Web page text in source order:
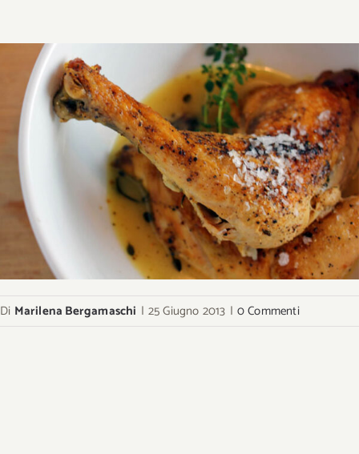
Di Marilena Bergamaschi | 25 Giugno 2013 | 0 Commenti